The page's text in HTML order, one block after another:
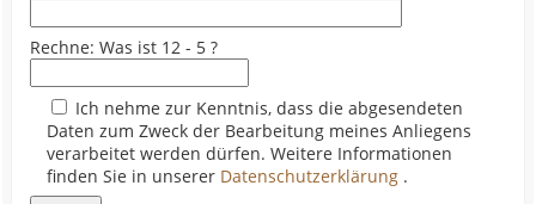
Rechne: Was ist 12 - 5 ?
Ich nehme zur Kenntnis, dass die abgesendeten
Daten zum Zweck der Bearbeitung meines Anliegens
verarbeitet werden dürfen. Weitere Informationen
finden Sie in unserer Datenschutzerklärung .